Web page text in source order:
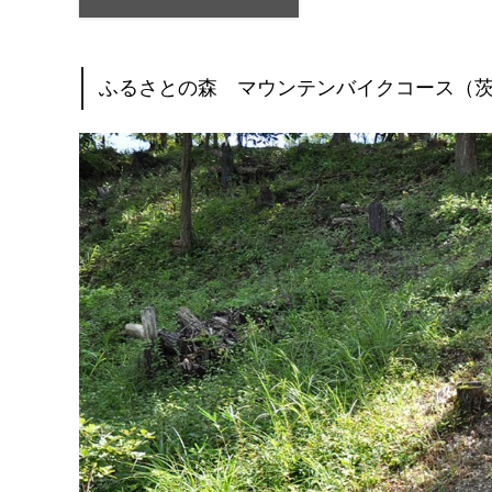
ふるさとの森 マウンテンバイクコース（